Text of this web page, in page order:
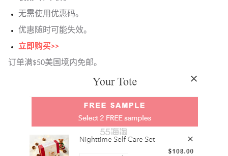
无需使用优惠码。
优惠随时可能失效。
立即购买>>
订单满$50美国境内免邮。